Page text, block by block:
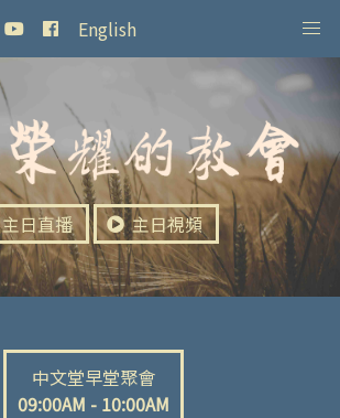
English
主日直播 主日視頻
中文堂早堂聚會
09:00AM - 10:00AM